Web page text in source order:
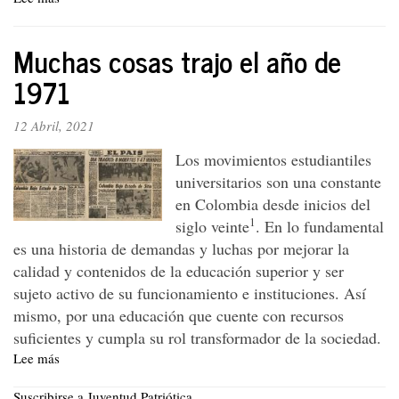
campaña
de
la
Jupa
Muchas cosas trajo el año de
1971
12 Abril, 2021
Los movimientos estudiantiles
universitarios son una constante
en Colombia desde inicios del
siglo veinte1. En lo fundamental
es una historia de demandas y luchas por mejorar la
calidad y contenidos de la educación superior y ser
sujeto activo de su funcionamiento e instituciones. Así
mismo, por una educación que cuente con recursos
suficientes y cumpla su rol transformador de la sociedad.
Lee más